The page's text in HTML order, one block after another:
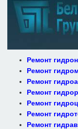
Ремонт
Ремонт
Ремонт
Ремонт
Ремонт
Ремонт
Ремонт